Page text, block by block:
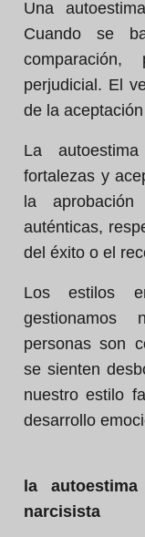
Una
Cuando se
perjudicial. El
de la
La
fortalezas y
la aprobación
auténticas,
del éxito o el
Los estilos
gestionamos
personas son
se sienten
nuestro estilo
desarrollo
la
narcisista